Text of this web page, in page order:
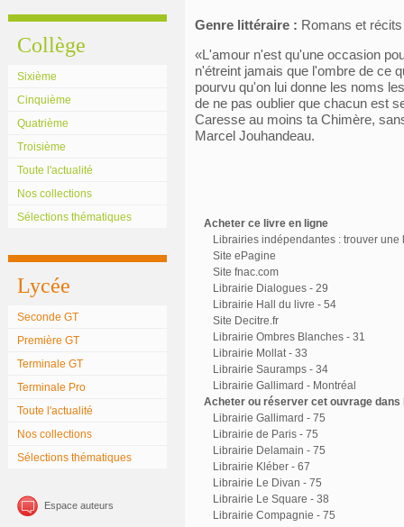
Collège
Sixième
Cinquième
Quatrième
Troisième
Toute l'actualité
Nos collections
Sélections thématiques
Lycée
Seconde GT
Première GT
Terminale GT
Terminale Pro
Toute l'actualité
Nos collections
Sélections thématiques
Espace auteurs
Genre littéraire : Romans et récits
«L'amour n'est qu'une occasion
n'étreint jamais que l'ombre de ce
pourvu qu'on lui donne les noms
de ne pas oublier que chacun est
Caresse au moins ta Chimère,
Marcel Jouhandeau.
Acheter ce livre en ligne
Librairies indépendantes : trouver une
Site ePagine
Site fnac.com
Librairie Dialogues - 29
Librairie Hall du livre - 54
Site Decitre.fr
Librairie Ombres Blanches - 31
Librairie Mollat - 33
Librairie Sauramps - 34
Librairie Gallimard - Montréal
Acheter ou réserver cet ouvrage
Librairie Gallimard - 75
Librairie de Paris - 75
Librairie Delamain - 75
Librairie Kléber - 67
Librairie Le Divan - 75
Librairie Le Square - 38
Librairie Compagnie - 75